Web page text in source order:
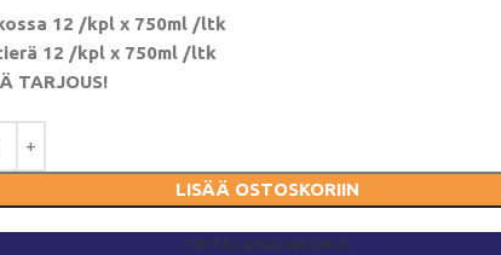
12 /kpl x 750ml /ltk
12 /kpl x 750ml /ltk
TARJOUS!
LISÄÄ OSTOSKORIIN
TÄYTÄ LAINAHAKEMUS